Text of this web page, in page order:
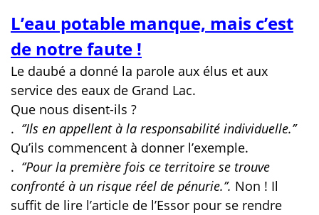
L’eau potable manque, mais c’est
de notre faute !
Le daubé a donné la parole aux élus et aux
service des eaux de Grand Lac.
Que nous disent-ils ?
. ‘’Ils en appellent à la responsabilité individuelle.’’
Qu’ils commencent à donner l’exemple.
. ‘’Pour la première fois ce territoire se trouve
confronté à un risque réel de pénurie.’’. Non ! Il
suffit de lire l’article de l’Essor pour se rendre